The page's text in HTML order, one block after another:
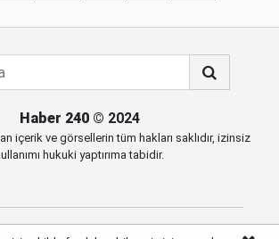
Haber 240© 2024
içerik ve görsellerin tüm hakları saklıdır, izinsiz
hukuki yaptırıma tabidir.